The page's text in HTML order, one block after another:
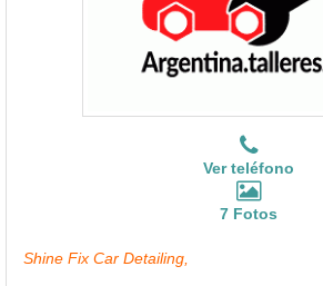
Ver teléfono
7 Fotos
Shine Fix Car Detailing,